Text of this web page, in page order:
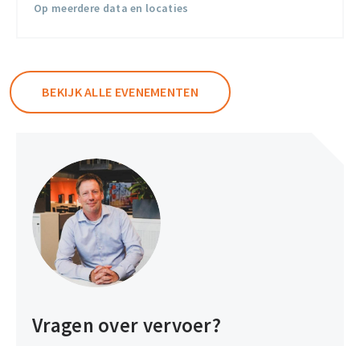
Op meerdere data en locaties
BEKIJK ALLE EVENEMENTEN
Vragen over vervoer?